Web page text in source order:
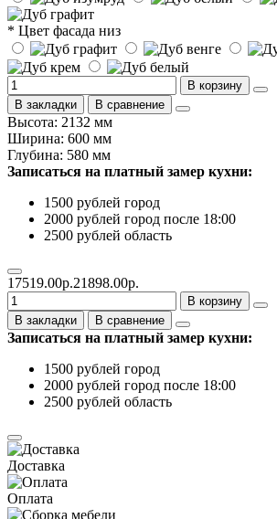
* Цвет фасада низ
В корзину
В закладки
В сравнение
Высота: 2132 мм
Ширина: 600 мм
Глубина: 580 мм
Записаться на платный замер кухни:
1500 рублей город
2000 рублей город после 18:00
2500 рублей область
17519.00р.21898.00р.
В корзину
В закладки
В сравнение
Записаться на платный замер кухни:
1500 рублей город
2000 рублей город после 18:00
2500 рублей область
Доставка
Оплата